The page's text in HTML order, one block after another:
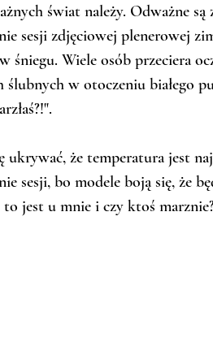
świat należy. Odważne
sesji zdjęciowej plenerowej
śniegu. Wiele osób przeciera
ślubnych w otoczeniu białego
ukrywać, że temperatura jest
sesji, bo modele boją się, że
jest u mnie i czy ktoś